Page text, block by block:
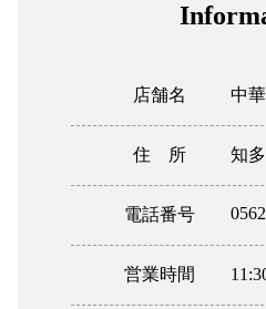
店舗名 中
住 所 知
電話番号
営業時間